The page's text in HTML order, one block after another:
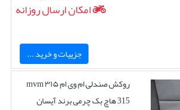
امکان ارسال روزانه
جزییات و خرید ...
روکش صندلی ام وی ام ۳۱۵ mvm
315 هاچ بک چرمی برند آیسان